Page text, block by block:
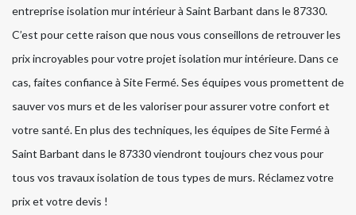
entreprise isolation mur intérieur à Saint Barbant dans le 87330.
C’est pour cette raison que nous vous conseillons de retrouver les
prix incroyables pour votre projet isolation mur intérieure. Dans ce
cas, faites confiance à Site Fermé. Ses équipes vous promettent de
sauver vos murs et de les valoriser pour assurer votre confort et
votre santé. En plus des techniques, les équipes de Site Fermé à
Saint Barbant dans le 87330 viendront toujours chez vous pour
tous vos travaux isolation de tous types de murs. Réclamez votre
prix et votre devis !